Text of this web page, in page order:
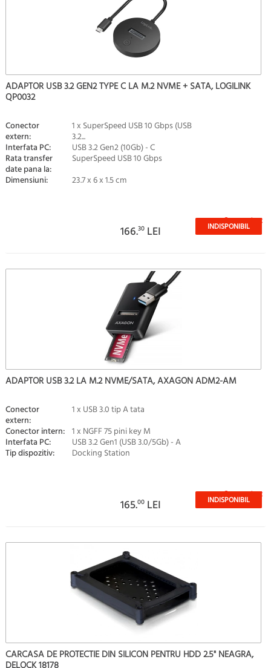
ADAPTOR USB 3.2 GEN2 TYPE C LA M.2 NVME + SATA, LOGILINK
QP0032
Conector
extern:
1 x SuperSpeed USB 10 Gbps (USB
3.2...
Interfata PC: USB 3.2 Gen2 (10Gb) - C
Rata transfer
date pana la:
SuperSpeed USB 10 Gbps
Dimensiuni:
23.7 x 6 x 1.5 cm
Stoc epuizat
166.30 LEI INDISPONIBIL
ADAPTOR USB 3.2 LA M.2 NVME/SATA, AXAGON ADM2-AM
Conector
extern:
1 x USB 3.0 tip A tata
Conector intern: 1 x NGFF 75 pini key M
Interfata PC: USB 3.2 Gen1 (USB 3.0/5Gb) - A
Tip dispozitiv: Docking Station
Stoc epuizat
165.00 LEI INDISPONIBIL
CARCASA DE PROTECTIE DIN SILICON PENTRU HDD 2.5" NEAGRA,